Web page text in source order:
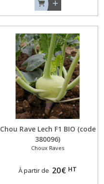
Chou Rave Lech F1 BIO (code
380096)
Choux Raves
À partir de 20€ HT